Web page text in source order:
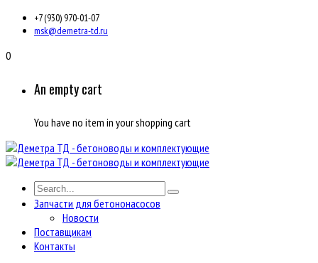
+7 (930) 970-01-07
msk@demetra-td.ru
0
An empty cart
You have no item in your shopping cart
Запчасти для бетононасосов
Новости
Поставщикам
Контакты